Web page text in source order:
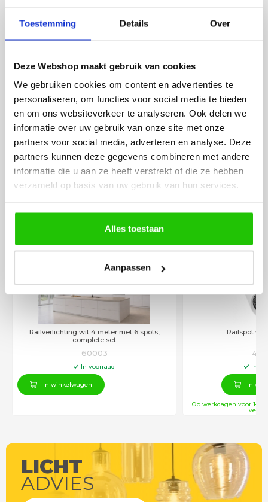
Toestemming Details Over
Deze Webshop maakt gebruik van cookies
We gebruiken cookies om content en advertenties te
personaliseren, om functies voor social media te bieden
en om ons websiteverkeer te analyseren. Ook delen we
informatie over uw gebruik van onze site met onze
partners voor social media, adverteren en analyse. Deze
partners kunnen deze gegevens combineren met andere
informatie die u aan ze heeft verstrekt of die ze hebben
verzameld op basis van uw gebruik van hun services.
Alles toestaan
Aanpassen
netjes en veilig verpakt.
veel sfeer, het is ook
MEER PRODUCTEN
UIT DE SERIE
RAILVERLICHTING PLUS
SERIE
Alle producten uit deze serie
Railverlichting wit 4 meter met 6 spots,
complete set
60003
In voorraad
In winkelwagen
Railspot wit
In
In
Op werkdagen voor
LICHT
ADVIES